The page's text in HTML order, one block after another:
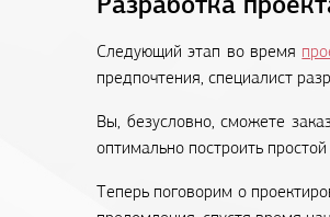
Разработка
Следующий этап во время
предпочтения, специалист
Вы, безусловно, сможете
оптимально построить
Теперь поговорим о